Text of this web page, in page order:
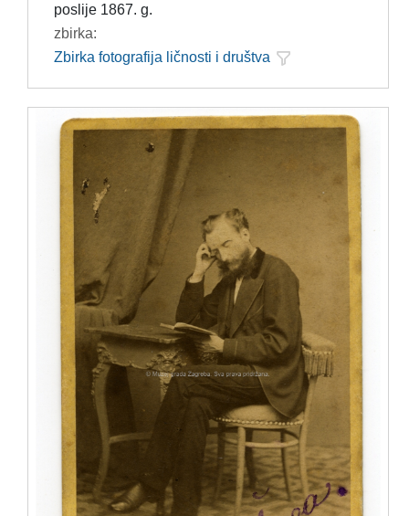
poslije 1867. g.
zbirka:
Zbirka fotografija ličnosti i društva